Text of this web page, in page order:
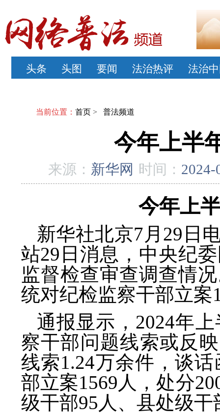
头条 头图 要闻 法治热评 法治
当前位置： 首页> 普法频道
今年上半
来源： 新华网 时间：
今年上
新华社北京7月29日
站29日消息，中央纪
监督检查审查调查情
统对纪检监察干部立案
通报显示，2024年
察干部问题线索或反
线索1.24万余件，谈
部立案1569人，处分
级干部95人、县处级干